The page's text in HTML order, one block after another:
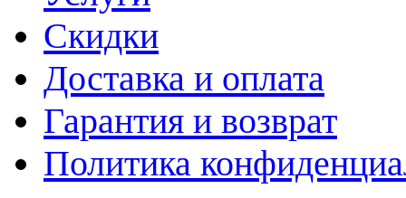
Скидки
Доставка и оплата
Гарантия и возврат
Политика